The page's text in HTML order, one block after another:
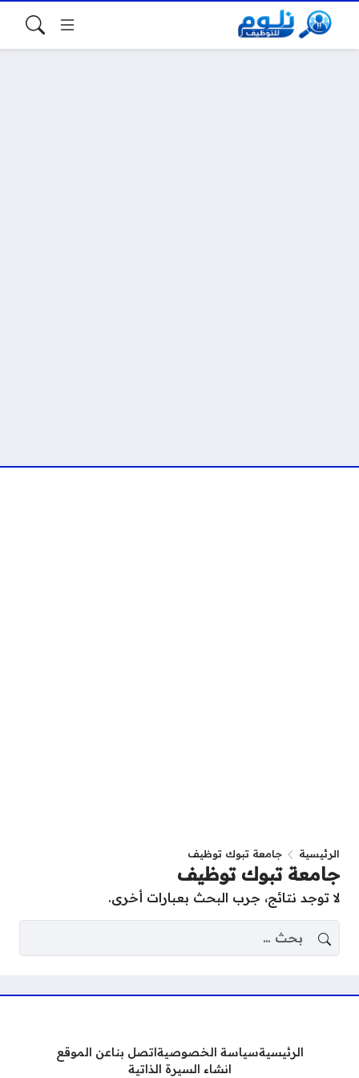
الرئيسية جامعة تبوك توظيف
جامعة تبوك توظيف
لا توجد نتائج، جرب البحث بعبارات أخرى.
البحث عن:
الرئيسيةسياسة الخصوصيةاتصل بناعن الموقع
انشاء السيرة الذاتية